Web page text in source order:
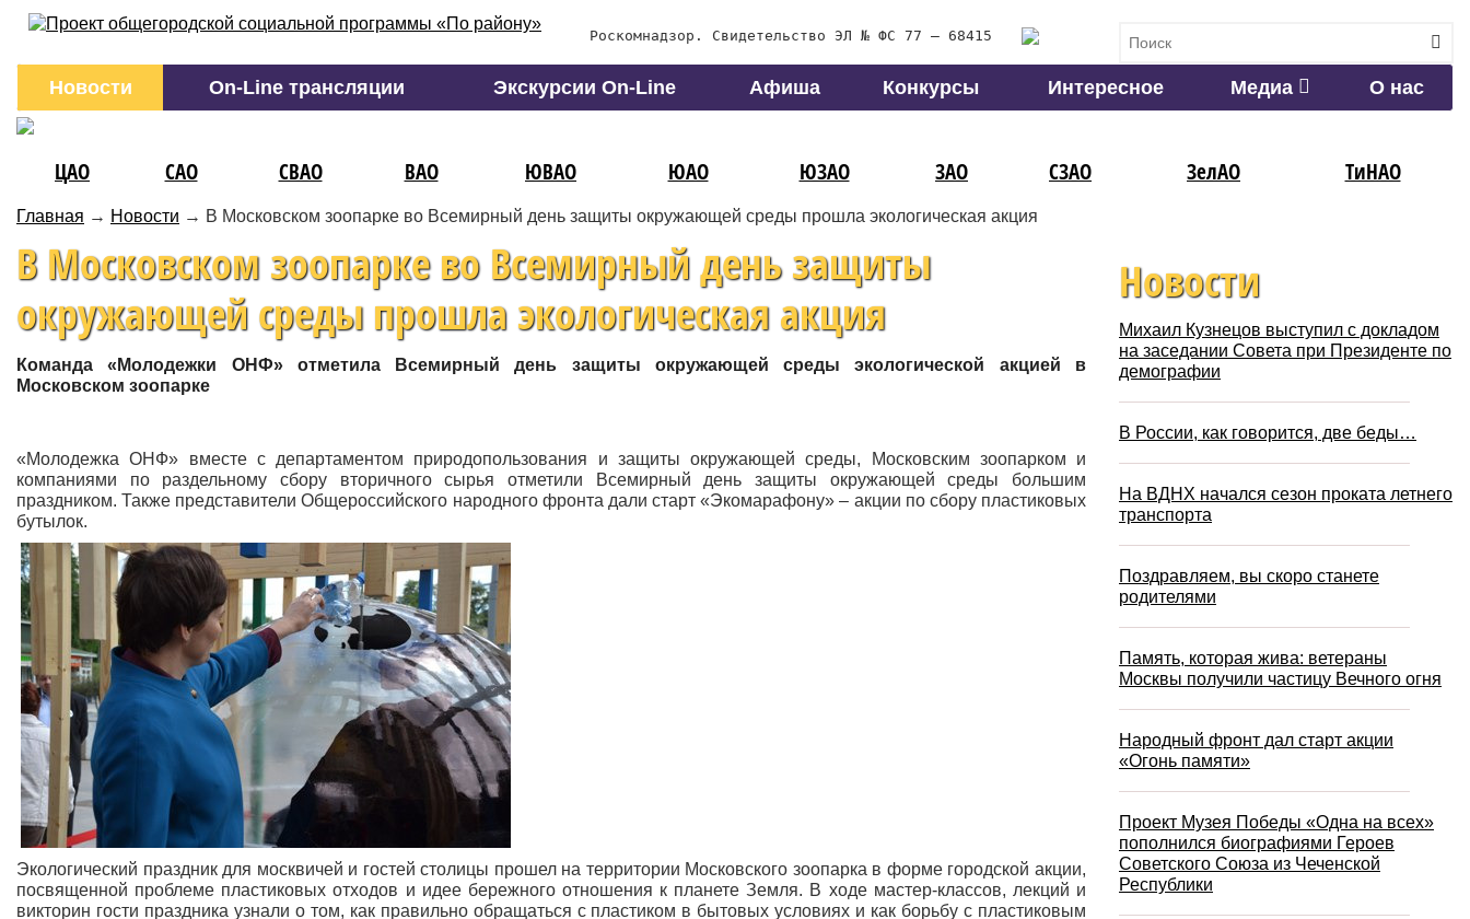
Роскомнадзор. Свидетельство ЭЛ № ФС 77 – 68415
Новости On-Line трансляции Экскурсии On-Line Афиша Конкурсы Интересное Медиа О нас
ЦАО САО СВАО ВАО ЮВАО ЮАО ЮЗАО ЗАО СЗАО ЗелАО ТиНАО
Главная → Новости → В Московском зоопарке во Всемирный день защиты окружающей среды прошла экологическая акция
В Московском зоопарке во Всемирный день защиты
окружающей среды прошла экологическая акция
Команда «Молодежки ОНФ» отметила Всемирный день защиты окружающей среды экологической акцией в
Московском зоопарке
«Молодежка ОНФ» вместе с департаментом природопользования и защиты окружающей среды, Московским зоопарком и
компаниями по раздельному сбору вторичного сырья отметили Всемирный день защиты окружающей среды большим
праздником. Также представители Общероссийского народного фронта дали старт «Экомарафону» – акции по сбору пластиковых
бутылок.
Экологический праздник для москвичей и гостей столицы прошел на территории Московского зоопарка в форме городской акции,
посвященной проблеме пластиковых отходов и идее бережного отношения к планете Земля. В ходе мастер-классов, лекций и
викторин гости праздника узнали о том, как правильно обращаться с пластиком в бытовых условиях и как борьбу с пластиковым
Новости
Михаил Кузнецов выступил с докладом
на заседании Совета при Президенте по
демографии
В России, как говорится, две беды…
На ВДНХ начался сезон проката летнего
транспорта
Поздравляем, вы скоро станете
родителями
Память, которая жива: ветераны
Москвы получили частицу Вечного огня
Народный фронт дал старт акции
«Огонь памяти»
Проект Музея Победы «Одна на всех»
пополнился биографиями Героев
Советского Союза из Чеченской
Республики